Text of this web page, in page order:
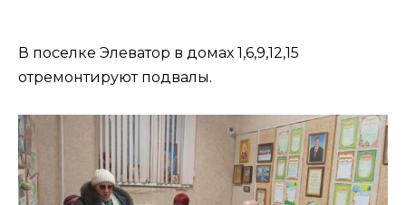
В поселке Элеватор в домах 1,6,9,12,15
отремонтируют подвалы.